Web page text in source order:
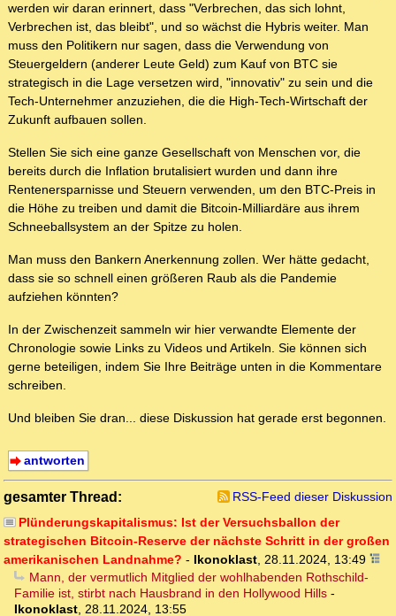
werden wir daran erinnert, dass "Verbrechen, das sich lohnt,
Verbrechen ist, das bleibt", und so wächst die Hybris weiter. Man
muss den Politikern nur sagen, dass die Verwendung von
Steuergeldern (anderer Leute Geld) zum Kauf von BTC sie
strategisch in die Lage versetzen wird, "innovativ" zu sein und die
Tech-Unternehmer anzuziehen, die die High-Tech-Wirtschaft der
Zukunft aufbauen sollen.
Stellen Sie sich eine ganze Gesellschaft von Menschen vor, die
bereits durch die Inflation brutalisiert wurden und dann ihre
Rentenersparnisse und Steuern verwenden, um den BTC-Preis in
die Höhe zu treiben und damit die Bitcoin-Milliardäre aus ihrem
Schneeballsystem an der Spitze zu holen.
Man muss den Bankern Anerkennung zollen. Wer hätte gedacht,
dass sie so schnell einen größeren Raub als die Pandemie
aufziehen könnten?
In der Zwischenzeit sammeln wir hier verwandte Elemente der
Chronologie sowie Links zu Videos und Artikeln. Sie können sich
gerne beteiligen, indem Sie Ihre Beiträge unten in die Kommentare
schreiben.
Und bleiben Sie dran... diese Diskussion hat gerade erst begonnen.
antworten
gesamter Thread:
RSS-Feed dieser Diskussion
Plünderungskapitalismus: Ist der Versuchsballon der
strategischen Bitcoin-Reserve der nächste Schritt in der großen
amerikanischen Landnahme? - Ikonoklast, 28.11.2024, 13:49
Mann, der vermutlich Mitglied der wohlhabenden Rothschild-
Familie ist, stirbt nach Hausbrand in den Hollywood Hills -
Ikonoklast, 28.11.2024, 13:55